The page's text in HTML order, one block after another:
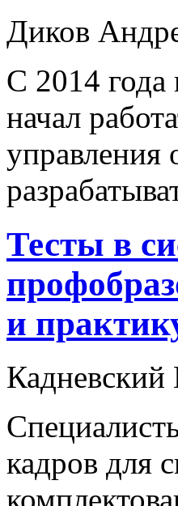
Диков
С 2014 года
начал
управления
Тесты в
и
кадров для